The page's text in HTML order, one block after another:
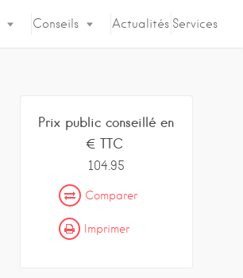
Conseils Actualités Services
Prix public conseillé en
€ TTC
104.95
Comparer
Imprimer